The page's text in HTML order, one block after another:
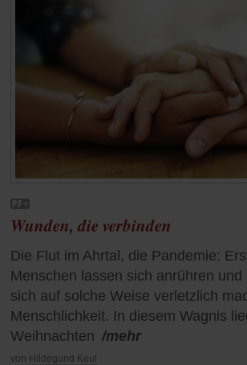
Wunden, die verbinden
Die Flut im Ahrtal, die Pandemie:
Menschen lassen sich anrühren
sich auf solche Weise verletzlich
Menschlichkeit. In diesem Wagnis
Weihnachten /mehr
von Hildegund Keul